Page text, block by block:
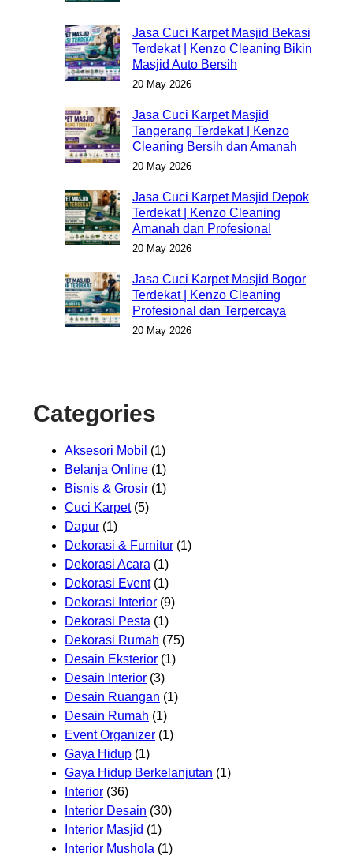
Jasa Cuci Karpet Masjid Bekasi
Terdekat | Kenzo Cleaning Bikin
Masjid Auto Bersih
20 May 2026
Jasa Cuci Karpet Masjid
Tangerang Terdekat | Kenzo
Cleaning Bersih dan Amanah
20 May 2026
Jasa Cuci Karpet Masjid Depok
Terdekat | Kenzo Cleaning
Amanah dan Profesional
20 May 2026
Jasa Cuci Karpet Masjid Bogor
Terdekat | Kenzo Cleaning
Profesional dan Terpercaya
20 May 2026
Categories
Aksesori Mobil (1)
Belanja Online (1)
Bisnis & Grosir (1)
Cuci Karpet(5)
Dapur (1)
Dekorasi & Furnitur (1)
Dekorasi Acara (1)
Dekorasi Event(1)
Dekorasi Interior (9)
Dekorasi Pesta (1)
Dekorasi Rumah (75)
Desain Eksterior (1)
Desain Interior (3)
Desain Ruangan (1)
Desain Rumah (1)
Event Organizer (1)
Gaya Hidup (1)
Gaya Hidup Berkelanjutan (1)
Interior (36)
Interior Desain (30)
Interior Masjid (1)
Interior Mushola (1)